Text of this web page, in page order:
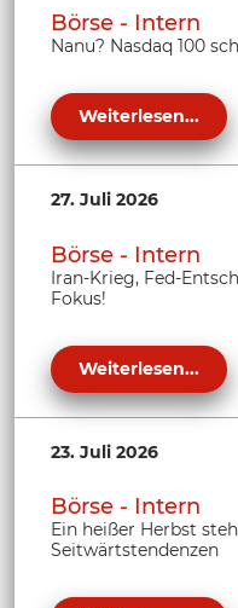
Börse - Intern
Nanu? Nasdaq 100
Weiterlesen...
27. Juli 2026
Börse - Intern
Iran-Krieg, Fed-
Fokus!
Weiterlesen...
23. Juli 2026
Börse - Intern
Ein heißer Herbst
Seitwärtstendenzen